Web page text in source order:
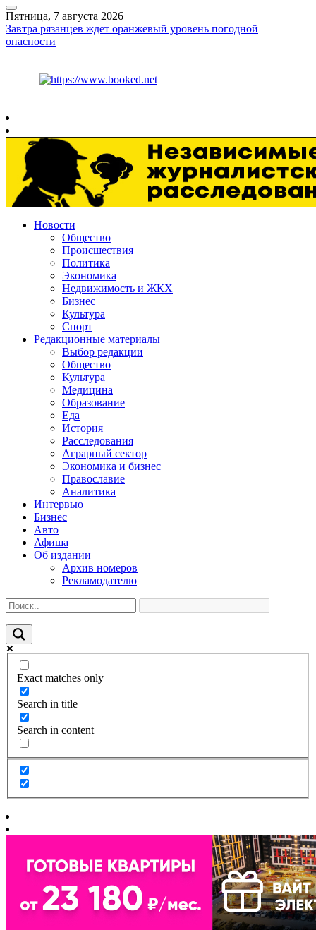
Пятница, 7 августа 2026
Завтра рязанцев ждет оранжевый уровень погодной
опасности
Новости
Общество
Происшествия
Политика
Экономика
Недвижимость и ЖКХ
Бизнес
Культура
Спорт
Редакционные материалы
Выбор редакции
Общество
Культура
Медицина
Образование
Еда
История
Расследования
Аграрный сектор
Экономика и бизнес
Православие
Аналитика
Интервью
Бизнес
Авто
Афиша
Об издании
Архив номеров
Рекламодателю
Exact matches only
Search in title
Search in content